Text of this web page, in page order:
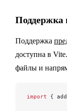
Поддержка
Поддержка
доступна в
файлы и
import {